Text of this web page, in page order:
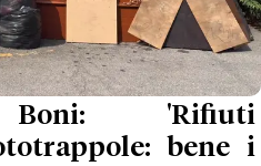
Boni: 'Rifiuti
bene i